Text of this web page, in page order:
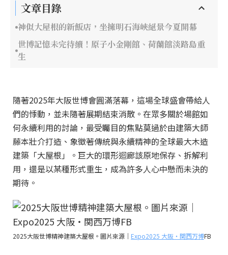
文章目錄
神似大屋根的新飯店，坐擁明石海峽絕景今夏開幕
世博記憶未完待續！原子小金剛館、荷蘭館淡路島重
生
隨著2025年大阪世博會圓滿落幕，這場全球盛會帶給人
們的悸動，並未隨著展期結束消散。在眾多關於場館如
何永續利用的討論，最受矚目的焦點莫過於由建築大師
藤本壯介打造、象徵著傳統與永續精神的全球最大木造
建築「大屋根」。巨大的環形迴廊該原地保存、拆解利
用，還是以某種形式重生，成為許多人心中懸而未決的
期待。
2025大阪世博精神建築大屋根。圖片來源｜ Expo2025 大阪・関西万博FB